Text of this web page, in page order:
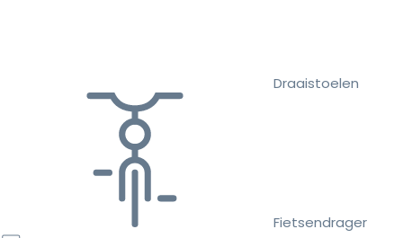
Draaistoelen
Fietsendrager